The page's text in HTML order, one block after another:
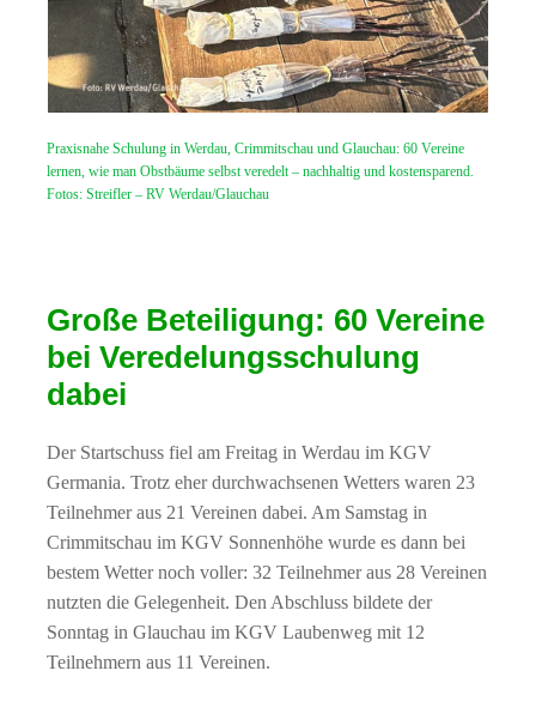
Praxisnahe Schulung in Werdau, Crimmitschau und Glauchau: 60 Vereine
lernen, wie man Obstbäume selbst veredelt – nachhaltig und kostensparend.
Fotos: Streifler – RV Werdau/Glauchau
Große Beteiligung: 60 Vereine
bei Veredelungsschulung
dabei
Der Startschuss fiel am Freitag in Werdau im KGV
Germania. Trotz eher durchwachsenen Wetters waren 23
Teilnehmer aus 21 Vereinen dabei. Am Samstag in
Crimmitschau im KGV Sonnenhöhe wurde es dann bei
bestem Wetter noch voller: 32 Teilnehmer aus 28 Vereinen
nutzten die Gelegenheit. Den Abschluss bildete der
Sonntag in Glauchau im KGV Laubenweg mit 12
Teilnehmern aus 11 Vereinen.